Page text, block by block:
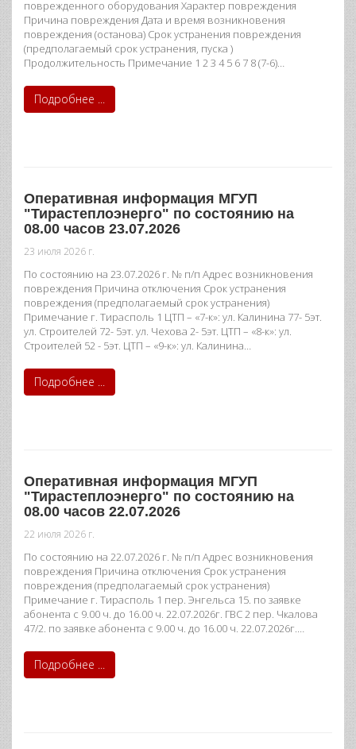
поврежденного оборудования Характер повреждения
Причина повреждения Дата и время возникновения
повреждения (останова) Срок устранения повреждения
(предполагаемый срок устранения, пуска )
Продолжительность Примечание 1 2 3 4 5 6 7 8 (7-6)…
Подробнее ...
Оперативная информация МГУП
"Тирастеплоэнерго" по состоянию на
08.00 часов 23.07.2026
23 июля 2026 г.
По состоянию на 23.07.2026 г. № п/п Адрес возникновения
повреждения Причина отключения Срок устранения
повреждения (предполагаемый срок устранения)
Примечание г. Тирасполь 1 ЦТП – «7-к»: ул. Калинина 77- 5эт.
ул. Строителей 72- 5эт. ул. Чехова 2- 5эт. ЦТП – «8-к»: ул.
Строителей 52 - 5эт. ЦТП – «9-к»: ул. Калинина…
Подробнее ...
Оперативная информация МГУП
"Тирастеплоэнерго" по состоянию на
08.00 часов 22.07.2026
22 июля 2026 г.
По состоянию на 22.07.2026 г. № п/п Адрес возникновения
повреждения Причина отключения Срок устранения
повреждения (предполагаемый срок устранения)
Примечание г. Тирасполь 1 пер. Энгельса 15. по заявке
абонента с 9.00 ч. до 16.00 ч. 22.07.2026г. ГВС 2 пер. Чкалова
47/2. по заявке абонента с 9.00 ч. до 16.00 ч. 22.07.2026г.…
Подробнее ...